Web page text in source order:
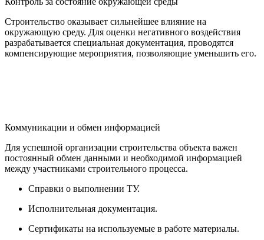
Строительство оказывает сильнейшее влияние на
окружающую среду. Для оценки негативного воздействия
разрабатывается специальная документация, проводятся
компенсирующие мероприятия, позволяющие уменьшить его.
Коммуникации и обмен информацией
Для успешной организации строительства объекта важен
постоянный обмен данными и необходимой информацией
между участниками строительного процесса.
Справки о выполнении ТУ.
Исполнительная документация.
Сертификаты на используемые в работе материалы.